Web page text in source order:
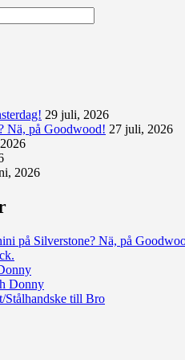
29 juli, 2026
Nä, på Goodwood! 27 juli, 2026
2026
på Silverstone? Nä, på
Donny
Stålhandske till Bro